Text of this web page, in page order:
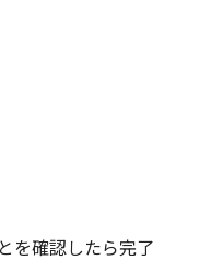
を確認したら完了